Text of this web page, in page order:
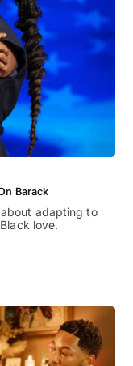
Barack
adapting to
love.